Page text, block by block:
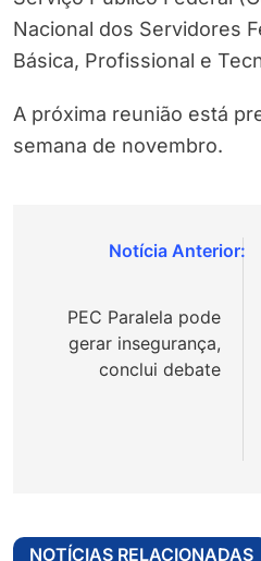
Nacional dos Servidores
Básica, Profissional e
A próxima reunião está
semana de novembro.
Navegação
Post
PEC Paralela pode
gerar insegurança,
conclui debate
NOTÍCIAS RELACIONADAS